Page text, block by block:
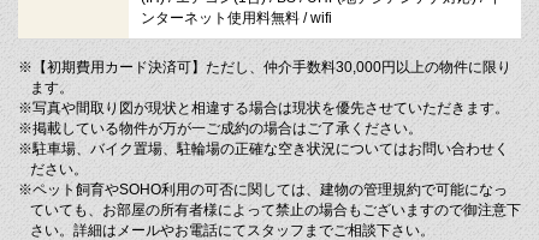
ンターネット使用料無料 / wifi
※【初期費用カード決済可】ただし、仲介手数料30,000円以上の物件に限り
ます。
※写真や間取り図が現状と相違する場合は現状を優先させていただきます。
※掲載している物件が万が一ご成約の場合はご了承ください。
※駐車場、バイク置場、駐輪場の正確な空き状況についてはお問い合わせく
ださい。
※ペット飼育やSOHO利用の可否に関しては、建物の管理規約で可能になっ
ていても、お部屋の所有者様によって禁止の場合もございますので御注意下
さい。詳細はメールやお電話にてスタッフまでご相談下さい。